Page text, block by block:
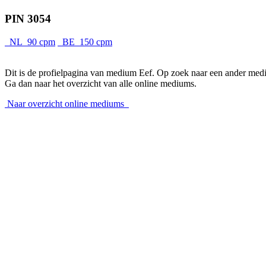
PIN 3054
NL 90 cpm BE 150 cpm
Dit is de profielpagina van medium Eef. Op zoek naar een ander
Ga dan naar het overzicht van alle online mediums.
Naar overzicht online mediums